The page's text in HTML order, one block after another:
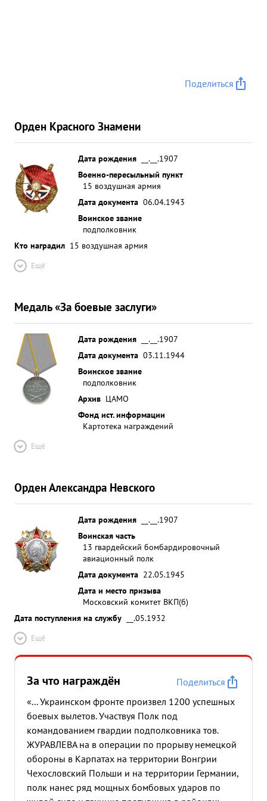
Поделиться
Орден Красного Знамени
Дата рождения
__.__.1907
Военно-пересыльный пункт
15 воздушная армия
Дата документа 06.04.1943
Воинское звание
подполковник
Кто наградил 15 воздушная армия
Ещё
Медаль «За боевые заслуги»
Дата рождения
__.__.1907
Дата документа 03.11.1944
Воинское звание
подполковник
Архив ЦАМО
Фонд ист. информации
Картотека награждений
Ещё
Орден Александра Невского
Дата рождения
__.__.1907
Воинская часть
13 гвардейский бомбардировочный
авиационный полк
Дата документа 22.05.1945
Дата и место призыва
Московский комитет ВКП(б)
Дата поступления на службу
__.05.1932
Ещё
За что награждён
Поделиться
«... Украинском фронте произвел 1200 успешных
боевых вылетов. Участвуя Полк под
командованием гвардии подполковника тов.
ЖУРАВЛЕВА на в операции по прорыву немецкой
обороны в Карпатах на территории Вонгрии
Чехословский Польши и на территории Германии,
полк нанес ряд мощных бомбовых ударов по